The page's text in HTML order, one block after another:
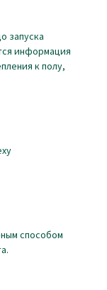
запуска
информация
к полу,
способом